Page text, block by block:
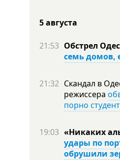
5 августа
21:53 Обстрел
семь домов,
21:32 Скандал в
режиссера
порно
19:03 «Никаких
удары по
обрушили